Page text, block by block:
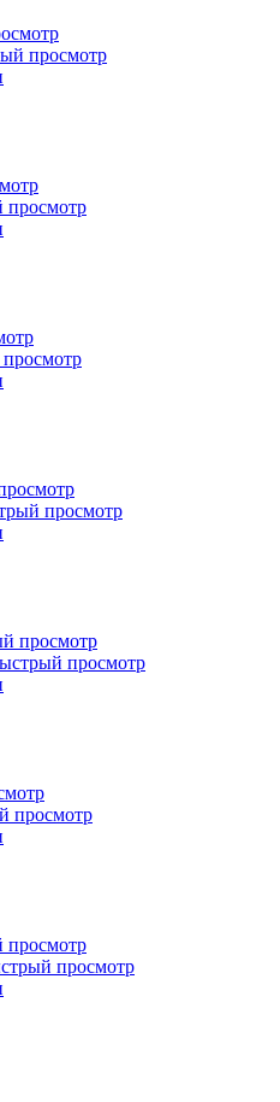
просмотр
просмотр
просмотр
просмотр
просмотр
просмотр
просмотр
просмотр